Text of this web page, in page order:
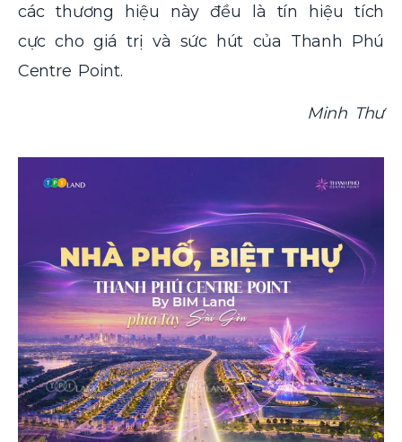
các thương hiệu này đều là tín hiệu tích
cực cho giá trị và sức hút của Thanh Phú
Centre Point.
Minh Thư